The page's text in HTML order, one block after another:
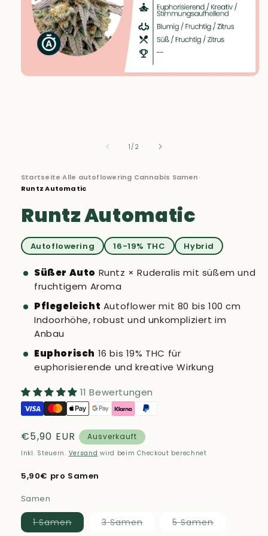
1 /von
2
Startseite›Alle autoflowering Cannabis Samen›
Runtz Automatic
Runtz Automatic
Autoflowering 16-19% THC Hybrid
Süßer Auto Runtz × Ruderalis mit süßem und
fruchtigem Aroma
Pflegeleicht Autoflower mit 80 bis 100 cm
Indoorhöhe, robust und unkompliziert im
Anbau
Euphorisch 16 bis 19% THC für
euphorisierende und kreative Wirkung
11 Bewertungen
Normaler
Preis
€5,90 EUR Ausverkauft
Inkl. Steuern. Versand wird beim Checkout berechnet
5,90€ pro Samen
Samen
1 SamenVariante
ausverkauft
3 SamenVariante5 SamenVariante